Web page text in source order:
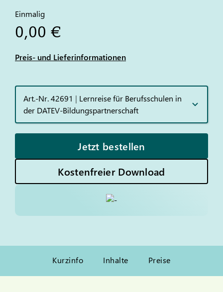
Einmalig
0,00 €
Preis- und Lieferinformationen
Art.-Nr. 42691 | Lernreise für Berufsschulen in
der DATEV-Bildungspartnerschaft
Jetzt bestellen
Kostenfreier Download
Kurzinfo Inhalte Preise